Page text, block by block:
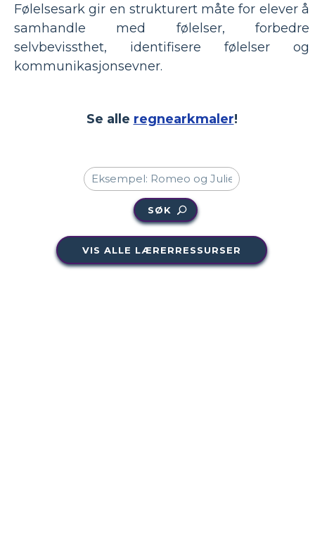
Følelsesark gir en strukturert måte for elever å
samhandle med følelser, forbedre
selvbevissthet, identifisere følelser og
kommunikasjonsevner.
Se alle regnearkmaler!
SØK
VIS ALLE LÆRERRESSURSER